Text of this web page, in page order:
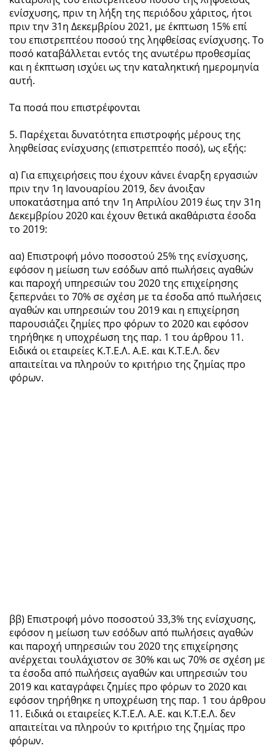
ενίσχυσης, πριν τη λήξη της περιόδου χάριτος, ήτοι
πριν την 31η Δεκεμβρίου 2021, με έκπτωση 15% επί
του επιστρεπτέου ποσού της ληφθείσας ενίσχυσης. Το
ποσό καταβάλλεται εντός της ανωτέρω προθεσμίας
και η έκπτωση ισχύει ως την καταληκτική ημερομηνία
αυτή.
Τα ποσά που επιστρέφονται
5. Παρέχεται δυνατότητα επιστροφής μέρους της
ληφθείσας ενίσχυσης (επιστρεπτέο ποσό), ως εξής:
α) Για επιχειρήσεις που έχουν κάνει έναρξη εργασιών
πριν την 1η Ιανουαρίου 2019, δεν άνοιξαν
υποκατάστημα από την 1η Απριλίου 2019 έως την 31η
Δεκεμβρίου 2020 και έχουν θετικά ακαθάριστα έσοδα
το 2019:
αα) Επιστροφή μόνο ποσοστού 25% της ενίσχυσης,
εφόσον η μείωση των εσόδων από πωλήσεις αγαθών
και παροχή υπηρεσιών του 2020 της επιχείρησης
ξεπερνάει το 70% σε σχέση με τα έσοδα από πωλήσεις
αγαθών και υπηρεσιών του 2019 και η επιχείρηση
παρουσιάζει ζημίες προ φόρων το 2020 και εφόσον
τηρήθηκε η υποχρέωση της παρ. 1 του άρθρου 11.
Ειδικά οι εταιρείες Κ.Τ.Ε.Λ. Α.Ε. και Κ.Τ.Ε.Λ. δεν
απαιτείται να πληρούν το κριτήριο της ζημίας προ
φόρων.
ββ) Επιστροφή μόνο ποσοστού 33,3% της ενίσχυσης,
εφόσον η μείωση των εσόδων από πωλήσεις αγαθών
και παροχή υπηρεσιών του 2020 της επιχείρησης
ανέρχεται τουλάχιστον σε 30% και ως 70% σε σχέση με
τα έσοδα από πωλήσεις αγαθών και υπηρεσιών του
2019 και καταγράφει ζημίες προ φόρων το 2020 και
εφόσον τηρήθηκε η υποχρέωση της παρ. 1 του άρθρου
11. Ειδικά οι εταιρείες Κ.Τ.Ε.Λ. Α.Ε. και Κ.Τ.Ε.Λ. δεν
απαιτείται να πληρούν το κριτήριο της ζημίας προ
φόρων.